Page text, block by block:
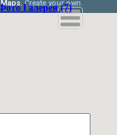
Галерея (7)